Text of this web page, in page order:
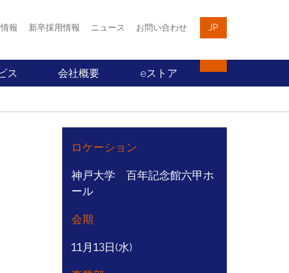
報 新卒採用情報 ニュース お問い合わせ JP
ス 会社概要 eストア
ロケーション
神戸大学 百年記念館六甲ホ
ール
会期
11月13日(水)